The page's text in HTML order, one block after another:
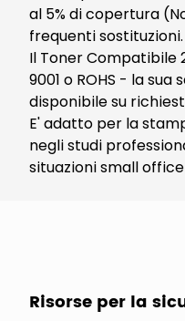
al 5% di copertura
frequenti sostituzioni.
Il Toner Compatibile
9001 o ROHS - la sua
disponibile su
E' adatto per la
negli studi
situazioni small
Risorse per la